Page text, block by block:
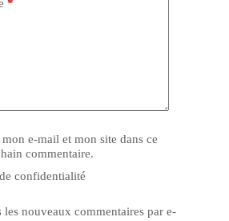
*
e-mail et mon site dans ce
commentaire.
confidentialité
les nouveaux commentaires par e-